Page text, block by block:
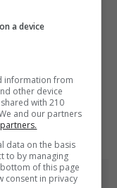
zachowanie
tablice z...
a device
information from
other device
with 210
and our partners
data on the basis
to by managing
of this page
consent in privacy